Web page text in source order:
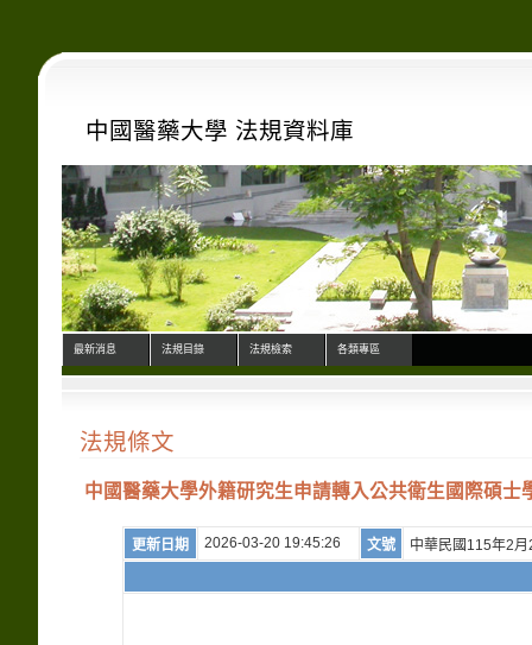
中國醫藥大學 法規資料庫
最新消息 法規目錄 法規檢索 各類專區
法規條文
中國醫藥大學外籍研究生申請轉入公共衛生國際碩士
更新日期 2026-03-20 19:45:26 文號 中華民國115年2